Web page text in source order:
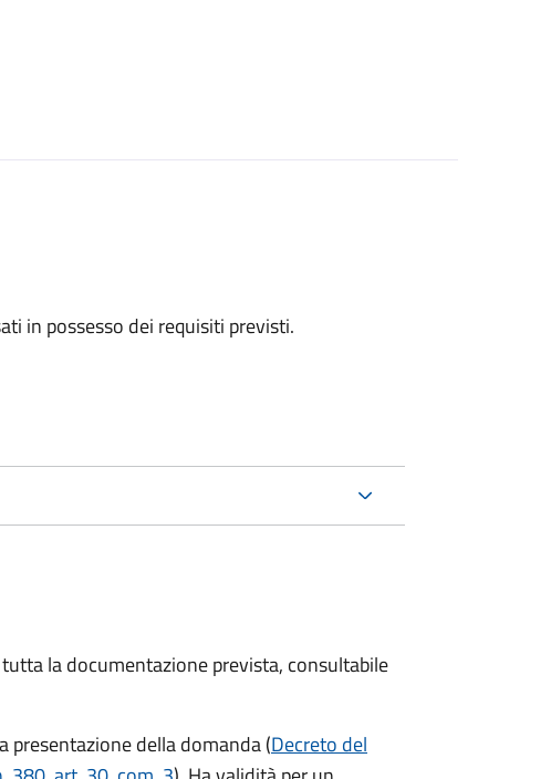
in possesso dei requisiti previsti.
la documentazione prevista, consultabile
presentazione della domanda (Decreto del